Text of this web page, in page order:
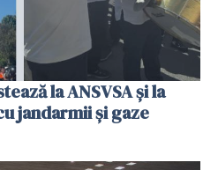
la ANSVSA și la
jandarmii și gaze